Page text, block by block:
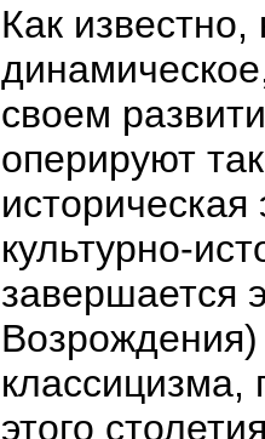
Как
своем
оперируют
историческая
культурно-
завершается
Возрождения)
этого